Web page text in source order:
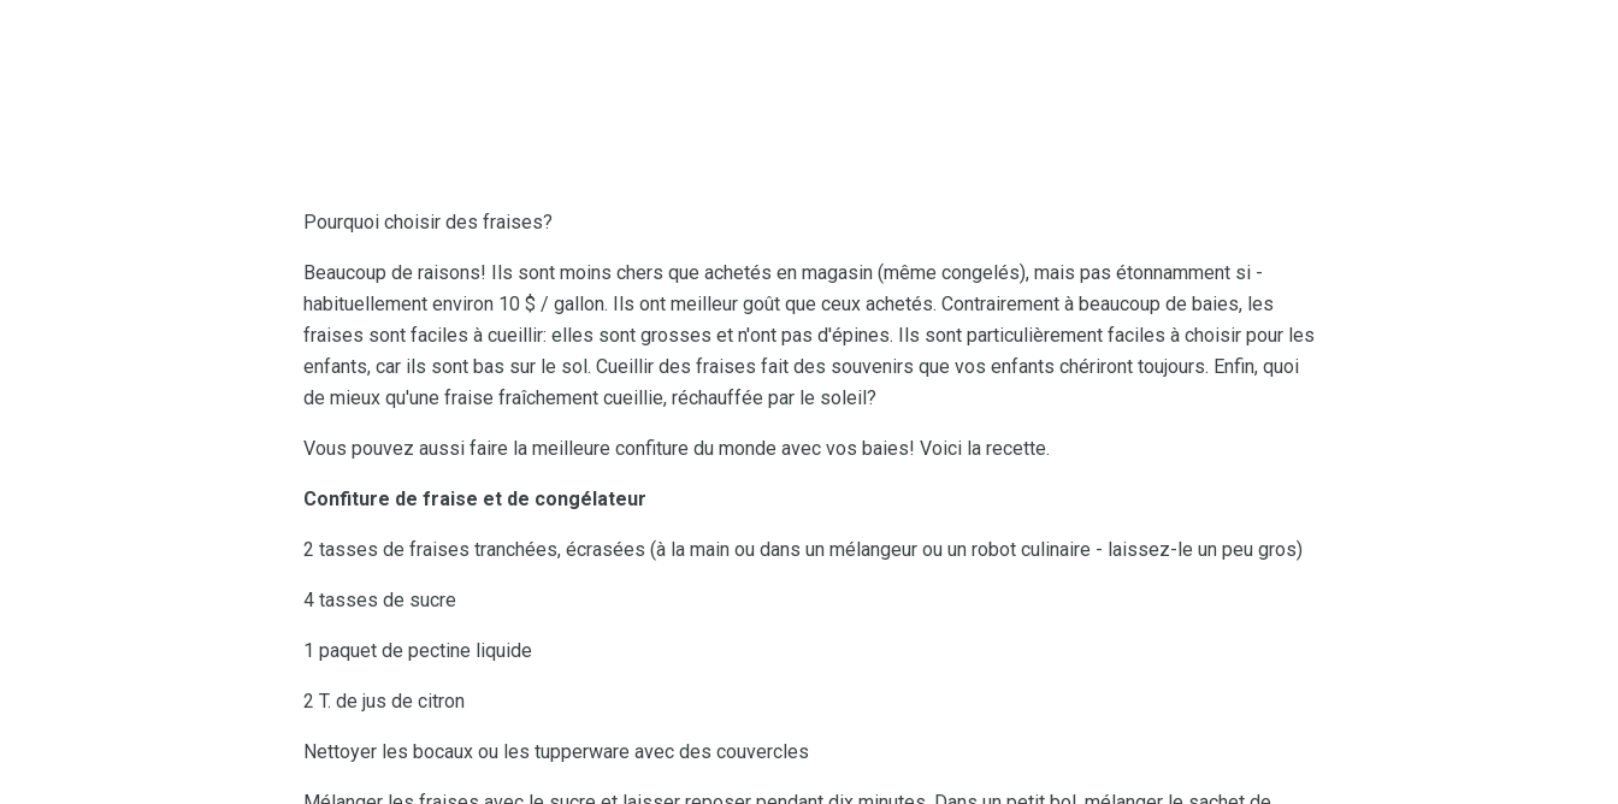
Pourquoi choisir des fraises?
Beaucoup de raisons! Ils sont moins chers que achetés en magasin (même congelés), mais pas étonnamment si -
habituellement environ 10 $ / gallon. Ils ont meilleur goût que ceux achetés. Contrairement à beaucoup de baies, les
fraises sont faciles à cueillir: elles sont grosses et n'ont pas d'épines. Ils sont particulièrement faciles à choisir pour les
enfants, car ils sont bas sur le sol. Cueillir des fraises fait des souvenirs que vos enfants chériront toujours. Enfin, quoi
de mieux qu'une fraise fraîchement cueillie, réchauffée par le soleil?
Vous pouvez aussi faire la meilleure confiture du monde avec vos baies! Voici la recette.
Confiture de fraise et de congélateur
2 tasses de fraises tranchées, écrasées (à la main ou dans un mélangeur ou un robot culinaire - laissez-le un peu gros)
4 tasses de sucre
1 paquet de pectine liquide
2 T. de jus de citron
Nettoyer les bocaux ou les tupperware avec des couvercles